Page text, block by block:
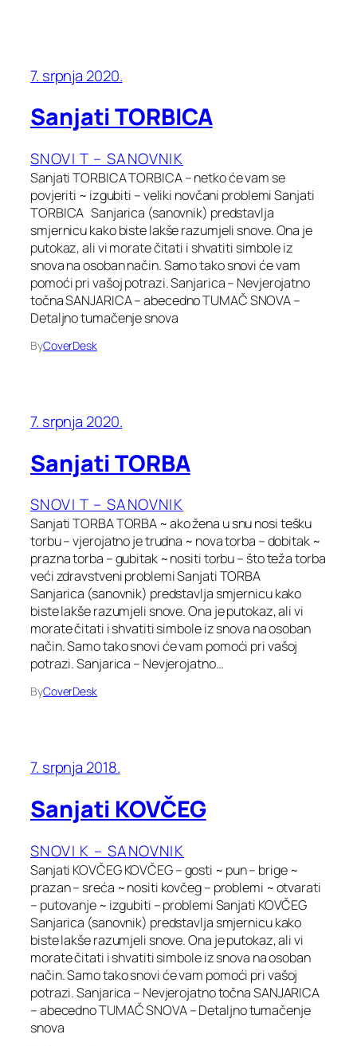
7. srpnja 2020.
Sanjati TORBICA
SNOVI T – SANOVNIK
Sanjati TORBICA TORBICA – netko će vam se
povjeriti ~ izgubiti – veliki novčani problemi Sanjati
TORBICA Sanjarica (sanovnik) predstavlja
smjernicu kako biste lakše razumjeli snove. Ona je
putokaz, ali vi morate čitati i shvatiti simbole iz
snova na osoban način. Samo tako snovi će vam
pomoći pri vašoj potrazi. Sanjarica – Nevjerojatno
točna SANJARICA – abecedno TUMAČ SNOVA –
Detaljno tumačenje snova
ByCoverDesk
7. srpnja 2020.
Sanjati TORBA
SNOVI T – SANOVNIK
Sanjati TORBA TORBA ~ ako žena u snu nosi tešku
torbu – vjerojatno je trudna ~ nova torba – dobitak ~
prazna torba – gubitak ~ nositi torbu – što teža torba
veći zdravstveni problemi Sanjati TORBA
Sanjarica (sanovnik) predstavlja smjernicu kako
biste lakše razumjeli snove. Ona je putokaz, ali vi
morate čitati i shvatiti simbole iz snova na osoban
način. Samo tako snovi će vam pomoći pri vašoj
potrazi. Sanjarica – Nevjerojatno…
ByCoverDesk
7. srpnja 2018.
Sanjati KOVČEG
SNOVI K – SANOVNIK
Sanjati KOVČEG KOVČEG – gosti ~ pun – brige ~
prazan – sreća ~ nositi kovčeg – problemi ~ otvarati
– putovanje ~ izgubiti – problemi Sanjati KOVČEG
Sanjarica (sanovnik) predstavlja smjernicu kako
biste lakše razumjeli snove. Ona je putokaz, ali vi
morate čitati i shvatiti simbole iz snova na osoban
način. Samo tako snovi će vam pomoći pri vašoj
potrazi. Sanjarica – Nevjerojatno točna SANJARICA
– abecedno TUMAČ SNOVA – Detaljno tumačenje
snova